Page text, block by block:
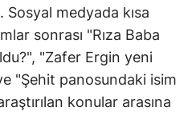
Sosyal medyada kısa
sonrası "Rıza Baba
"Zafer Ergin yeni
"Şehit panosundaki isim
konular arasına